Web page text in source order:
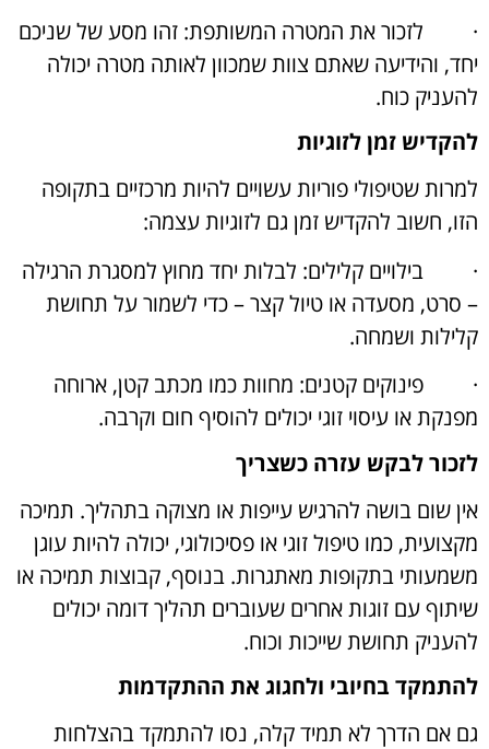
·
לזכור את המטרה המשותפת: זהו מסע של שניכם
יחד, והידיעה שאתם צוות שמכוון לאותה מטרה יכולה
להעניק כוח.
להקדיש זמן לזוגיות
למרות שטיפולי פוריות עשויים להיות מרכזיים בתקופה
הזו, חשוב להקדיש זמן גם לזוגיות עצמה:
·
בילויים קלילים: לבלות יחד מחוץ למסגרת הרגילה
– סרט, מסעדה או טיול קצר – כדי לשמור על תחושת
קלילות ושמחה.
·
פינוקים קטנים: מחוות כמו מכתב קטן, ארוחה
מפנקת או עיסוי זוגי יכולים להוסיף חום וקרבה.
לזכור לבקש עזרה כשצריך
אין שום בושה להרגיש עייפות או מצוקה בתהליך. תמיכה
מקצועית, כמו טיפול זוגי או פסיכולוגי, יכולה להיות עוגן
משמעותי בתקופות מאתגרות. בנוסף, קבוצות תמיכה או
שיתוף עם זוגות אחרים שעוברים תהליך דומה יכולים
להעניק תחושת שייכות וכוח.
להתמקד בחיובי ולחגוג את ההתקדמות
גם אם הדרך לא תמיד קלה, נסו להתמקד בהצלחות